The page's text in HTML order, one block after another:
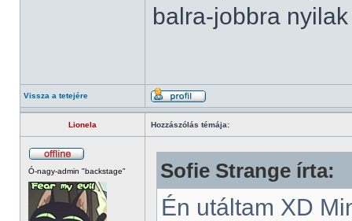
balra-jobbra
Vissza a tetejére
Lionela Hozzászólás témája:
Ó-nagy-admin "backstage" Sofie Strange írta:
Én utáltam XD